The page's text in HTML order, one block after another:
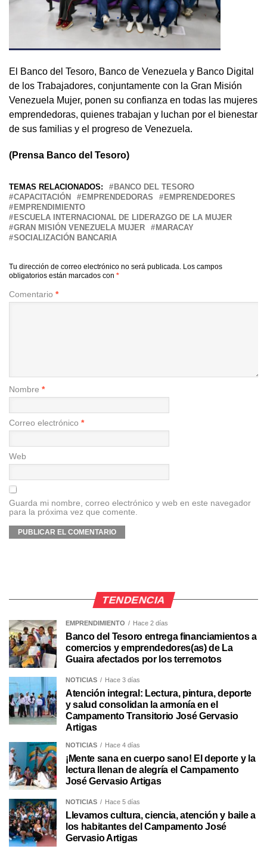
El Banco del Tesoro, Banco de Venezuela y Banco Digital
de los Trabajadores, conjuntamente con la Gran Misión
Venezuela Mujer, ponen su confianza en todas las mujeres
emprendedoras, quienes trabajan y luchan por el bienestar
de sus familias y el progreso de Venezuela.
(Prensa Banco del Tesoro)
TEMAS RELACIONADOS:
BANCO DEL TESORO
CAPACITACIÓN
EMPRENDEDORAS
EMPRENDEDORES
EMPRENDIMIENTO
ESCUELA INTERNACIONAL DE LIDERAZGO DE LA MUJER
GRAN MISIÓN VENEZUELA MUJER
MARACAY
SOCIALIZACIÓN BANCARIA
Tu dirección de correo electrónico no será publicada. Los campos
obligatorios están marcados con *
Comentario *
Nombre *
Correo electrónico *
Web
Guarda mi nombre, correo electrónico y web en este navegador
para la próxima vez que comente.
TENDENCIA
EMPRENDIMIENTO Hace 2 días
Banco del Tesoro entrega financiamientos a
comercios y emprendedores(as) de La
Guaira afectados por los terremotos
NOTICIAS Hace 3 días
Atención integral: Lectura, pintura, deporte
y salud consolidan la armonía en el
Campamento Transitorio José Gervasio
Artigas
NOTICIAS Hace 4 días
¡Mente sana en cuerpo sano! El deporte y la
lectura llenan de alegría el Campamento
José Gervasio Artigas
NOTICIAS Hace 5 días
Llevamos cultura, ciencia, atención y baile a
los habitantes del Campamento José
Gervasio Artigas